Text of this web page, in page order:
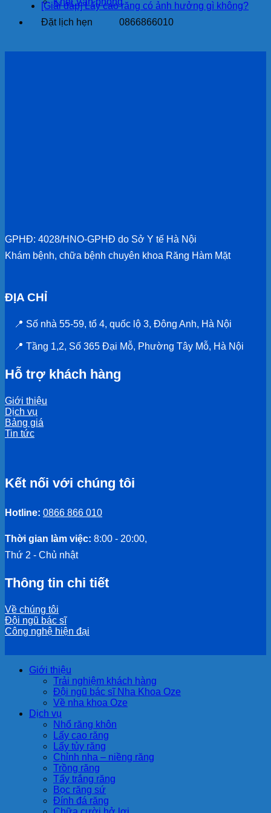
Đặt lịch hẹn
0866866010
[Giải đáp] Lấy cao răng có ảnh hưởng gì không?
GPHĐ: 4028/HNO-GPHĐ do Sở Y tế Hà Nội
Khám bệnh, chữa bệnh chuyên khoa Răng Hàm Mặt
ĐỊA CHỈ
📍 Số nhà 55-59, tổ 4, quốc lộ 3, Đông Anh, Hà Nội
📍 Tầng 1,2, Số 365 Đại Mỗ, Phường Tây Mỗ, Hà Nội
Hỗ trợ khách hàng
Giới thiệu
Dịch vụ
Bảng giá
Tin tức
Kết nối với chúng tôi
Hotline: 0866 866 010
Thời gian làm việc: 8:00 - 20:00,
Thứ 2 - Chủ nhật
Thông tin chi tiết
Về chúng tôi
Đội ngũ bác sĩ
Công nghệ hiện đại
Giới thiệu
Trải nghiệm khách hàng
Đội ngũ bác sĩ Nha Khoa Oze
Về nha khoa Oze
Dịch vụ
Nhổ răng khôn
Lấy cao răng
Lấy tủy răng
Chỉnh nha – niềng răng
Trồng răng
Tẩy trắng răng
Bọc răng sứ
Đính đá răng